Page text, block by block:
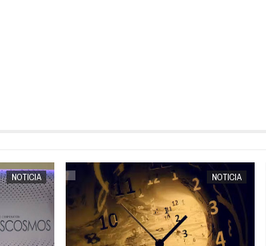
NOTICIA NOTICIA
EXTRANOTIX MISTERIO